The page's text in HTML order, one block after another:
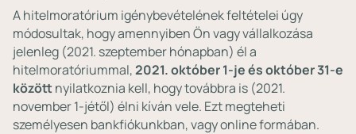
A hitelmoratórium igénybevételének feltételei úgy
módosultak, hogy amennyiben Ön vagy vállalkozása
jelenleg (2021. szeptember hónapban) él a
hitelmoratóriummal,2021. október 1-je és október 31-e
közöttnyilatkoznia kell, hogy továbbra is (2021.
november 1-jétől) élni kíván vele. Ezt megteheti
személyesen bankfiókunkban, vagy online formában.